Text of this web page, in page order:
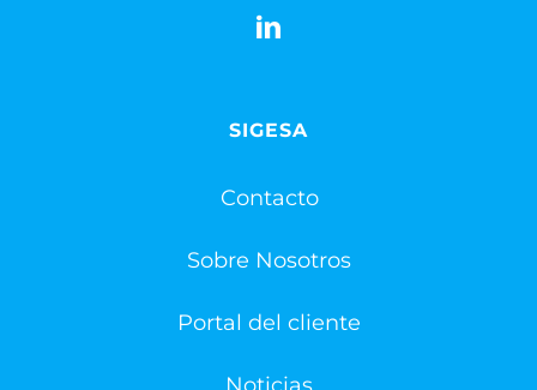
SIGESA
Contacto
Sobre Nosotros
Portal del cliente